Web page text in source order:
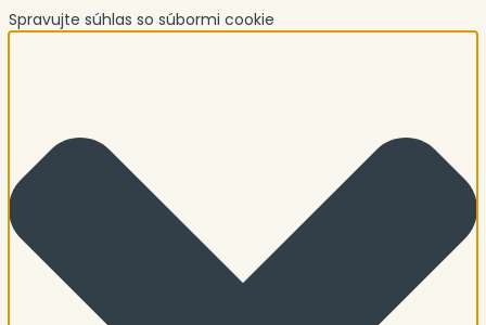
Spravujte súhlas so súbormi cookie